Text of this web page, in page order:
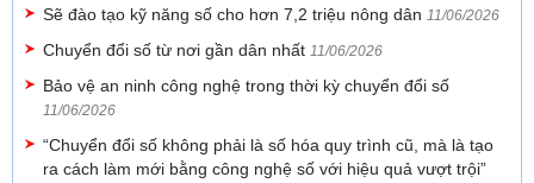
Sẽ đào tạo kỹ năng số cho hơn 7,2 triệu nông dân 11/06/2026
Chuyển đổi số từ nơi gần dân nhất 11/06/2026
Bảo vệ an ninh công nghệ trong thời kỳ chuyển đổi số
11/06/2026
“Chuyển đổi số không phải là số hóa quy trình cũ, mà là tạo
ra cách làm mới bằng công nghệ số với hiệu quả vượt trội”